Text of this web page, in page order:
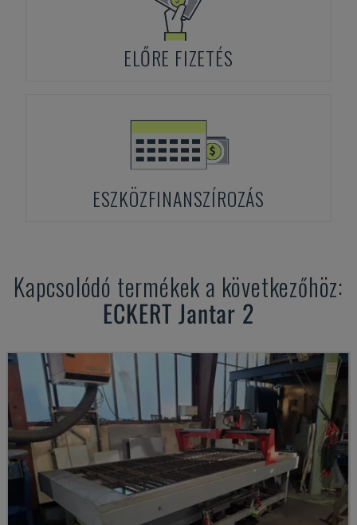
ELŐRE FIZETÉS
ESZKÖZFINANSZÍROZÁS
Kapcsolódó termékek a következőhöz:
ECKERT Jantar 2